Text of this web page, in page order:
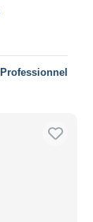
Professionnel